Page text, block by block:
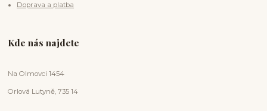
Doprava a platba
Kde nás najdete
Na Olmovci 1454
Orlová Lutyně, 735 14